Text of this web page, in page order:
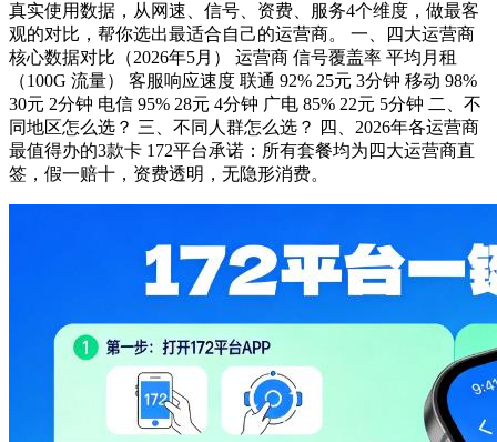
真实使用数据，从网速、信号、资费、服务4个维度，做最客
观的对比，帮你选出最适合自己的运营商。 一、四大运营商
核心数据对比（2026年5月） 运营商 信号覆盖率 平均月租
（100G 流量） 客服响应速度 联通 92% 25元 3分钟 移动 98%
30元 2分钟 电信 95% 28元 4分钟 广电 85% 22元 5分钟 二、不
同地区怎么选？ 三、不同人群怎么选？ 四、2026年各运营商
最值得办的3款卡 172平台承诺：所有套餐均为四大运营商直
签，假一赔十，资费透明，无隐形消费。